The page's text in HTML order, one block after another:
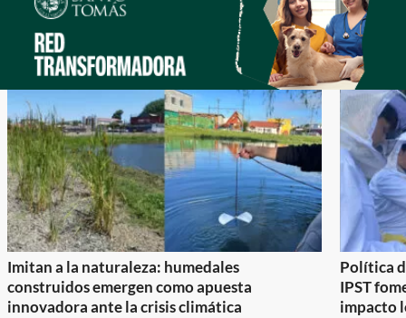
Imitan a la naturaleza: humedales
construidos emergen como apuesta
innovadora ante la crisis climática
Política
IPST
impacto